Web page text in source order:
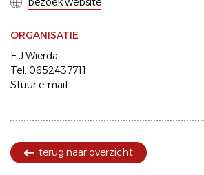
ORGANISATIE
E.J.Wierda
Tel. 0652437711
Stuur e-mail
terug naar overzicht